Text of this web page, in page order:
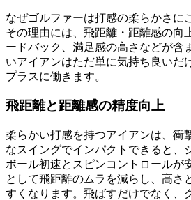
なぜゴルファーは打感の柔らかさに
その理由には、飛距離・距離感の向
ードバック、満足感の高さなどが含
いアイアンはただ単に気持ち良いだ
プラスに働きます。
飛距離と距離感の精度向上
柔らかい打感を持つアイアンは、衝
なスイングでインパクトできると、
ボール初速とスピンコントロールが
として飛距離のムラを減らし、高さ
すくなります。飛ばすだけでなく、